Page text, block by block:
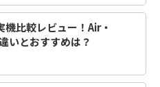
比較レビュー！Air・
いとおすすめは？